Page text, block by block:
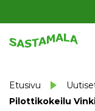
Etusivu
Pilottikokeilu